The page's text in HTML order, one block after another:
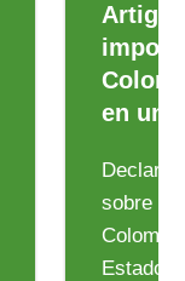
Artiga
en un
sobre la
Estado